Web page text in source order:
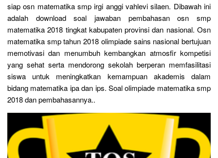
siap osn matematika smp irgi anggi vahlevi silaen. Dibawah ini
adalah download soal jawaban pembahasan osn smp
matematika 2018 tingkat kabupaten provinsi dan nasional. Osn
matematika smp tahun 2018 olimpiade sains nasional bertujuan
memotivasi dan menumbuh kembangkan atmosfir kompetisi
yang sehat serta mendorong sekolah berperan memfasilitasi
siswa untuk meningkatkan kemampuan akademis dalam
bidang matematika ipa dan ips. Soal olimpiade matematika smp
2018 dan pembahasannya..